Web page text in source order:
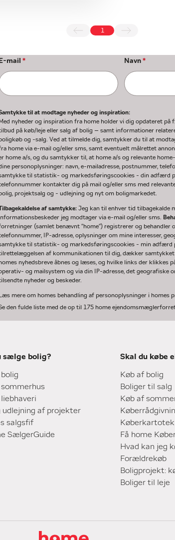
1
E-mail * Navn *
til at modtage nyheder og inspiration:
Med nyheder og inspiration fra home holder vi dig opdateret
på køb/leje eller salg af bolig – samt informationer
og -salg. Ved at tilmelde dig, samtykker du til at
home via e-mail og/eller sms, samt eventuelt målrettet
home a/s, og du samtykker til, at home a/s og relevante
personoplysninger: navn, e-mailadresse, postnummer,
til statistik- og markedsføringscookies - din adfærd
kontakter dig på mail og/eller sms med
projektsalg og - udlejning og nyt om boligmarkedet.
af samtykke:Jeg kan til enhver tid tilbagekalde
jeg modtager via e-mail og/eller sms.
(samlet benævnt "home") registrerer og behandler
IP-adresse, oplysninger om mine interesser,
til statistik- og markedsføringscookies - min adfærd
af kommunikationen til dig, dækker samtykket
nyhedsbreve åbnes og læses, og hvilke links der klikkes
og mailsystem og via din IP-adresse, det geografiske
nyheder og beskeder.
Læs mere om homes behandling af personoplysninger i homes
den fulde liste med de op til 175 home
sælge bolig?
udlejning af projekter
salgsfif
SælgerGuide
Skal du købe
Køb af bolig
Boliger til salg
Køb af
Køberkartotek
Få home
Hvad kan jeg
Forældrekøb
Boligprojekt:
Boliger til leje